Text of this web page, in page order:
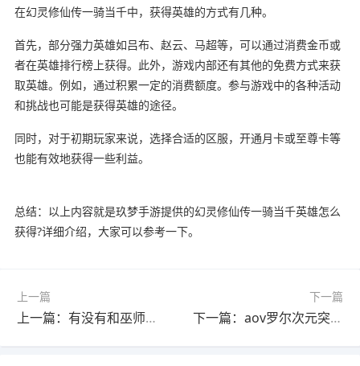
在幻灵修仙传一骑当千中，获得英雄的方式有几种。
首先，部分强力英雄如吕布、赵云、马超等，可以通过消费金币或
者在英雄排行榜上获得。此外，游戏内部还有其他的免费方式来获
取英雄。例如，通过积累一定的消费额度。参与游戏中的各种活动
和挑战也可能是获得英雄的途径。
同时，对于初期玩家来说，选择合适的区服，开通月卡或至尊卡等
也能有效地获得一些利益。
总结：以上内容就是玖梦手游提供的幻灵修仙传一骑当千英雄怎么
获得?详细介绍，大家可以参考一下。
上一篇
上一篇：有没有和巫师纪元类似的小说?(有没有和巫师纪元类似的小说推荐一下)
下一篇
下一篇：aov罗尔次元突破怎么获得?